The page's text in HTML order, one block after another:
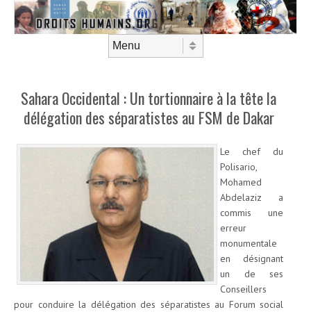
Sahara Occidental : Un tortionnaire à la tête la
délégation des séparatistes au FSM de Dakar
Le chef du
Polisario,
Mohamed
Abdelaziz a
commis une
erreur
monumentale
en désignant
un de ses
Conseillers
pour conduire la délégation des séparatistes au Forum social